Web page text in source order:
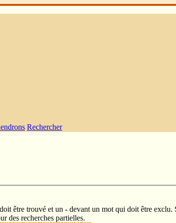
Rechercher
être trouvé et un - devant un mot qui doit être exclu.
des recherches partielles.